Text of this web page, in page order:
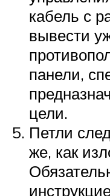
кабель с
вывести
панели,
цели.
Петли
же, как